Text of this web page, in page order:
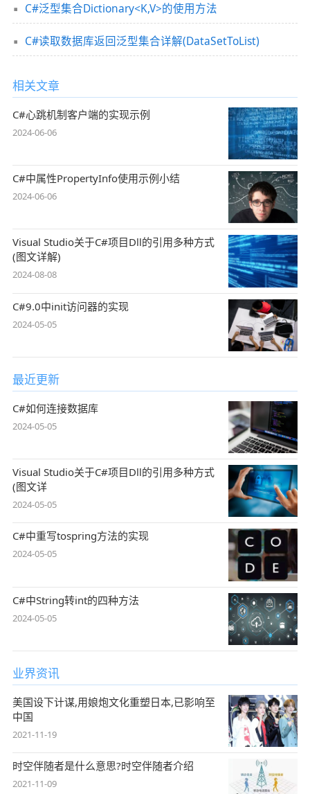
C#泛型集合Dictionary<K,V>的使用方法
C#读取数据库返回泛型集合详解(DataSetToList)
相关文章
C#心跳机制客户端的实现示例
2024-06-06
C#中属性PropertyInfo使用示例小结
2024-06-06
Visual Studio关于C#项目Dll的引用多种方式
(图文详解)
2024-08-08
C#9.0中init访问器的实现
2024-05-05
最近更新
C#如何连接数据库
2024-05-05
Visual Studio关于C#项目Dll的引用多种方式
(图文详
2024-05-05
C#中重写tospring方法的实现
2024-05-05
C#中String转int的四种方法
2024-05-05
业界资讯
美国设下计谋,用娘炮文化重塑日本,已影响至
中国
2021-11-19
时空伴随者是什么意思?时空伴随者介绍
2021-11-09